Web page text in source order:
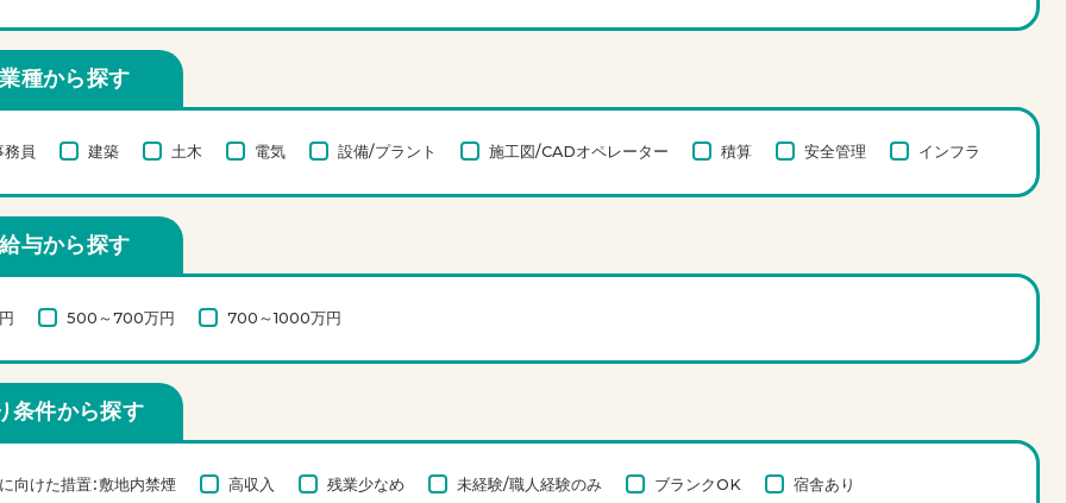
業種から探す
務員 建築 土木 電気 設備/プラント 施工図/CADオペレーター 積算 安全管理 インフラ
給与から探す
500～700万円 700～1000万円
条件から探す
向けた措置：敷地内禁煙 高収入 残業少なめ 未経験/職人経験のみ ブランクOK 宿舎あり